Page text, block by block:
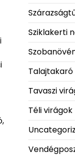
Sziklakerti
Tavaszi
Téli virágok